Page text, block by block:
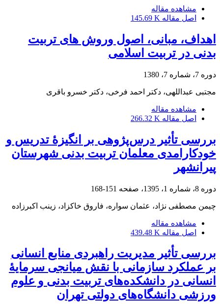
مشاهده مقاله
اصل مقاله 145.69 K
اهداف، مبانی، اصول وروش های تربیت
بدنی در تربیت اسلامی
دوره 7، شماره 7، 1380
مجتبی عبداللهی، دکتر احمد فرخی، دکتر خسرو باقری
مشاهده مقاله
اصل مقاله 266.32 K
بررسی تأثیر درس‌پژوهی بر انگیزۀ تدریس و
خودکارامدی معلمان تربیت بدنی شهرستان
پیرانشهر
دوره 8، شماره 1، 1395، صفحه 151-168
چیمن مصطفی نژاد، عثمان سواره، فاروق خاکزاد، زینب اکبرزاده
مشاهده مقاله
اصل مقاله 439.48 K
بررسی تأثیر مدیریت راهبردی منابع انسانی
بر عملکرد سازمانی با نقش میانجی سرمایۀ
انسانی در دانشکده‌های تربیت بدنی و علوم
ورزشی دانشگاه‌های دولتی تهران